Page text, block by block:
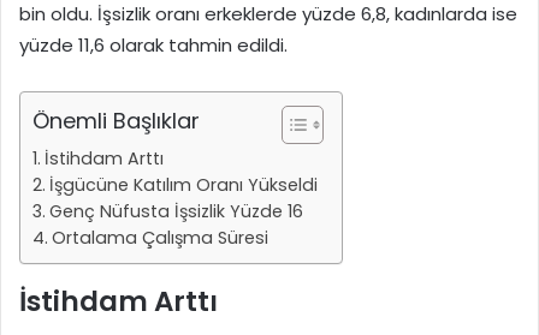
bin oldu. İşsizlik oranı erkeklerde yüzde 6,8, kadınlarda ise
yüzde 11,6 olarak tahmin edildi.
Önemli Başlıklar
İstihdam Arttı
İşgücüne Katılım Oranı Yükseldi
Genç Nüfusta İşsizlik Yüzde 16
Ortalama Çalışma Süresi
İstihdam Arttı